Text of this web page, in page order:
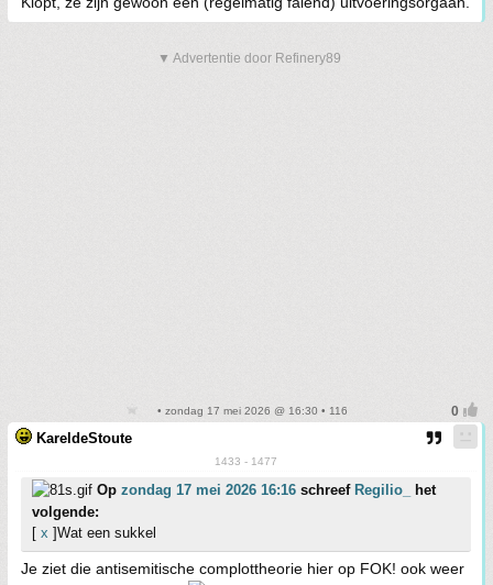
▼ Advertentie door Refinery89
• zondag 17 mei 2026 @ 16:30 • 116
KareldeStoute
1433 - 1477
Op zondag 17 mei 2026 16:16 schreef Regilio_
het
volgende:
[ x ]Wat een sukkel
Je ziet die antisemitische complottheorie hier op FOK! ook weer